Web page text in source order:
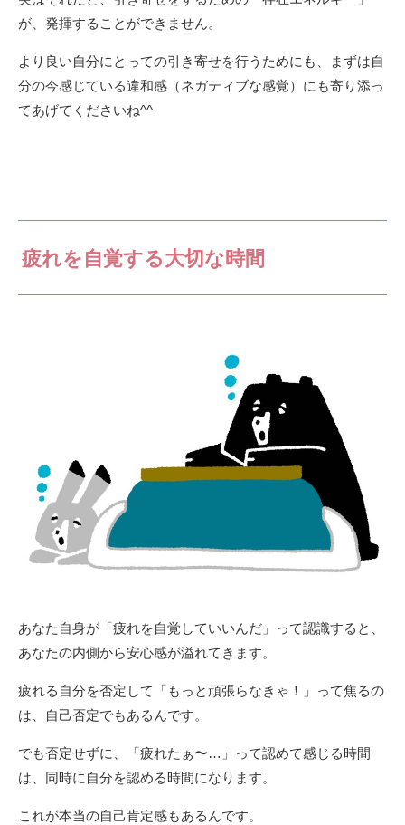
が、発揮することができません。
より良い自分にとっての引き寄せを行うためにも、まずは自
分の今感じている違和感（ネガティブな感覚）にも寄り添っ
てあげてくださいね^^
疲れを自覚する大切な時間
あなた自身が「疲れを自覚していいんだ」って認識すると、
あなたの内側から安心感が溢れてきます。
疲れる自分を否定して「もっと頑張らなきゃ！」って焦るの
は、自己否定でもあるんです。
でも否定せずに、「疲れたぁ〜…」って認めて感じる時間
は、同時に自分を認める時間になります。
これが本当の自己肯定感もあるんです。